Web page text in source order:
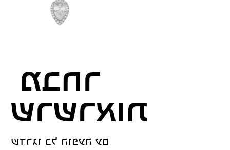
מבחר
שרשראות
שדרגו כל הופעה עם